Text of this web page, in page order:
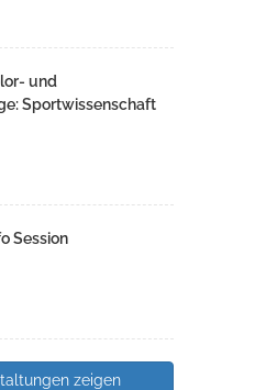
und
Sportwissenschaft
Session
zeigen